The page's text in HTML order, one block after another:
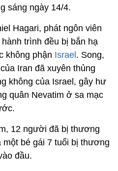
sáng ngày 14/4.
Hagari, phát ngôn viên
trình đều bị bắn hạ
không phận Israel . Song,
Iran đã xuyên thủng
không của Israel, gây hư
quân Nevatim ở sa mạc
12 người đã bị thương
bé gái 7 tuổi bị thương
đầu.